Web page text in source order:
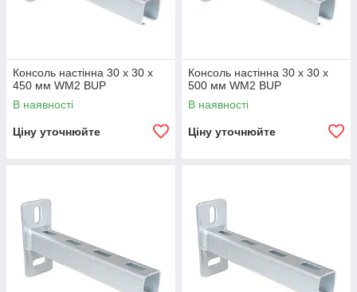
Консоль настінна 30 х 30 х
450 мм WM2 BUP
В наявності
Ціну уточнюйте
Консоль настінна 30 х 30 х
500 мм WM2 BUP
В наявності
Ціну уточнюйте